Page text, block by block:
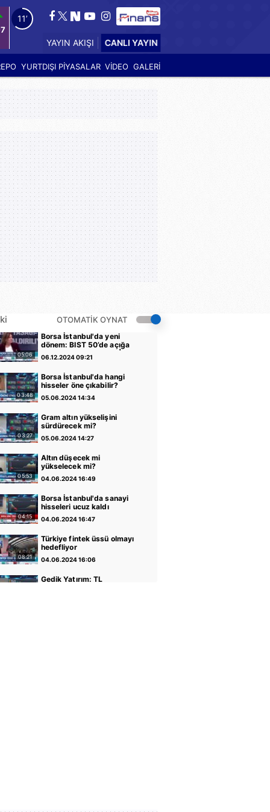
10’
YAYIN AKIŞI
CANLI YAYIN
YURTDIŞI PİYASALAR VİDEO GALERİ
için uygun yatırım seviyesinde
OTOMATİK OYNAT
05:06
Borsa İstanbul'da yeni
dönem: BIST 50’de açığa
satış yasağı kaldırıldı |
Video
06.12.2024 09:21
03:48
Borsa İstanbul'da hangi
hisseler öne çıkabilir?
05.06.2024 14:34
03:27
Gram altın yükselişini
sürdürecek mi?
05.06.2024 14:27
05:53
Altın düşecek mi
yükselecek mi?
04.06.2024 16:49
04:15
Borsa İstanbul'da sanayi
hisseleri ucuz kaldı
04.06.2024 16:47
08:21
Türkiye fintek üssü olmayı
hedefliyor
04.06.2024 16:06
Gedik Yatırım: TL